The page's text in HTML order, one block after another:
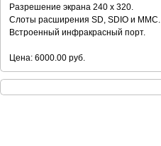
Разрешение экрана 240 x 320.
Слоты расширения SD, SDIO и MMC.
Встроенный инфракрасный порт.
Цена: 6000.00 руб.